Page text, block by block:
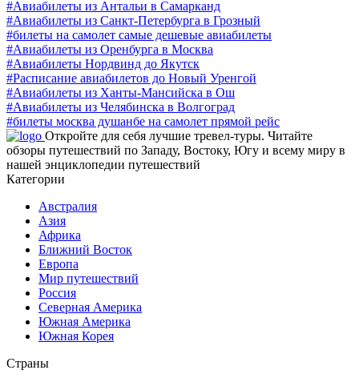
#Авиабилеты из Антальи в Самарканд
#Авиабилеты из Санкт-Петербурга в Грозный
#билеты на самолет самые дешевые авиабилеты
#Авиабилеты из Оренбурга в Москва
#Авиабилеты Нордвинд до Якутск
#Расписание авиабилетов до Новый Уренгой
#Авиабилеты из Ханты-Мансийска в Ош
#Авиабилеты из Челябинска в Волгоград
#билеты москва душанбе на самолет прямой рейс
Откройте для себя лучшие тревел-туры. Читайте
обзоры путешествий по Западу, Востоку, Югу и всему миру в
нашей энциклопедии путешествий
Категории
Австралия
Азия
Африка
Ближний Восток
Европа
Мир путешествий
Россия
Северная Америка
Южная Америка
Южная Корея
Страны